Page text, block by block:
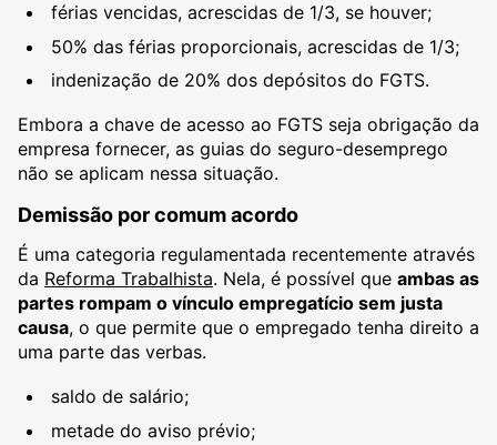
férias vencidas, acrescidas de 1/3, se houver;
50% das férias proporcionais, acrescidas de 1/3;
indenização de 20% dos depósitos do FGTS.
Embora a chave de acesso ao FGTS seja obrigação da
empresa fornecer, as guias do seguro-desemprego
não se aplicam nessa situação.
Demissão por comum acordo
É uma categoria regulamentada recentemente através
da Reforma Trabalhista. Nela, é possível que ambas as
partes rompam o vínculo empregatício sem justa
causa, o que permite que o empregado tenha direito a
uma parte das verbas.
saldo de salário;
metade do aviso prévio;